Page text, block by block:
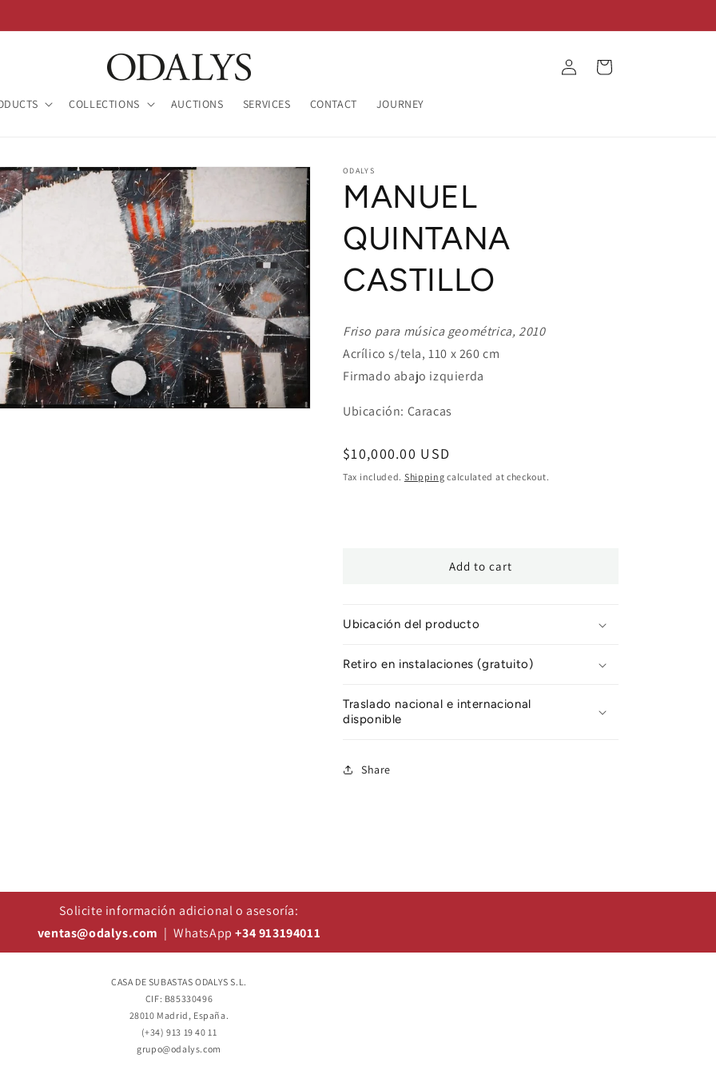
COLLECTIONS AUCTIONS SERVICES CONTACT JOURNEY
Log
in
Cart
ODALYS
MANUEL
QUINTANA
CASTILLO
Friso para música geométrica, 2010
Acrílico s/tela, 110 x 260 cm
Firmado abajo izquierda
Ubicación: Caracas
Regular
price
$10,000.00 USD
Tax included. Shipping calculated at checkout.
Add to cart
Ubicación del producto
Retiro en instalaciones (gratuito)
Traslado nacional e internacional
disponible
Share
Solicite información adicional o asesoría:
ventas@odalys.com | WhatsApp+34 913194011
CASA DE SUBASTAS ODALYS S.L.
CIF: B85330496
28010 Madrid, España.
(+34) 913 19 40 11
grupo@odalys.com